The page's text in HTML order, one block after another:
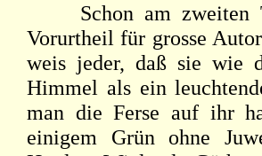
Schon am zweiten
Vorurtheil für grosse
weis jeder, daß sie wie
Himmel als ein
man die Ferse auf ihr
einigem Grün ohne